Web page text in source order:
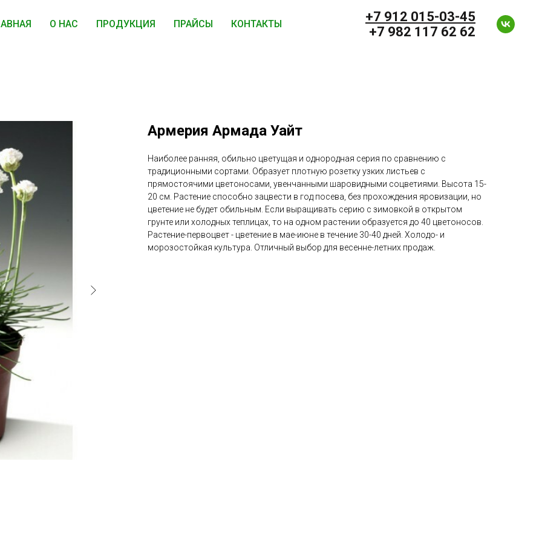
О НАС ПРОДУКЦИЯ ПРАЙСЫ КОНТАКТЫ +7 912 015-03-45
+7 982 117 62 62
Армерия Армада Уайт
Наиболее ранняя, обильно цветущая и однородная серия по сравнению с
традиционными сортами. Образует плотную розетку узких листьев с
прямостоячими цветоносами, увенчанными шаровидными соцветиями. Высота 15-
20 см. Растение способно зацвести в год посева, без прохождения яровизации, но
цветение не будет обильным. Если выращивать серию с зимовкой в открытом
грунте или холодных теплицах, то на одном растении образуется до 40 цветоносов.
Растение-первоцвет - цветение в мае-июне в течение 30-40 дней. Холодо- и
морозостойкая культура. Отличный выбор для весенне-летних продаж.